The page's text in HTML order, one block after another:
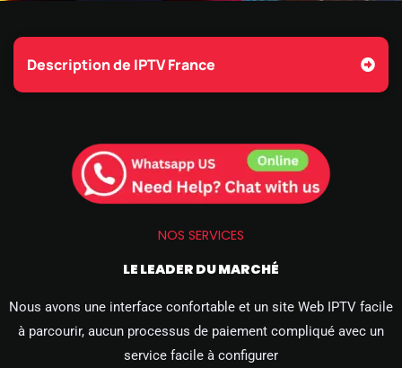
Description de IPTV France
NOS SERVICES
LE LEADER DU MARCHÉ
Nous avons une interface confortable et un site Web IPTV facile
à parcourir, aucun processus de paiement compliqué avec un
service facile à configurer